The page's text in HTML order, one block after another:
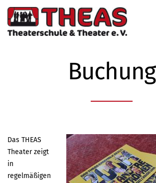
Buchung
Das THEAS
Theater zeigt
in
regelmäßigen